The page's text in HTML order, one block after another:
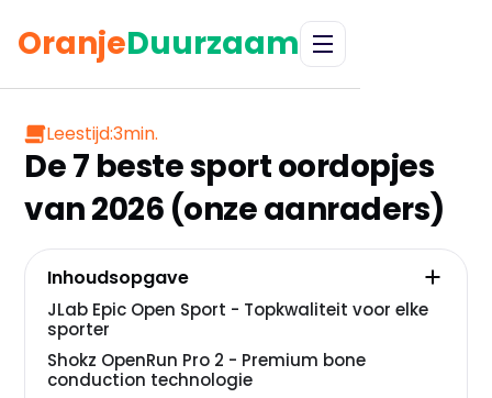
OranjeDuurzaam
Leestijd:3min.
De 7 beste sport oordopjes
van 2026 (onze aanraders)
Inhoudsopgave
JLab Epic Open Sport - Topkwaliteit voor elke
sporter
Shokz OpenRun Pro 2 - Premium bone
conduction technologie